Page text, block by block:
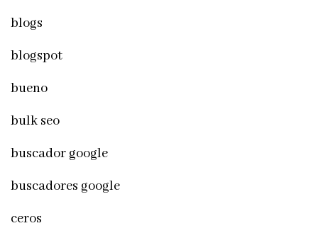
blogs
blogspot
bueno
bulk seo
buscador google
buscadores google
ceros